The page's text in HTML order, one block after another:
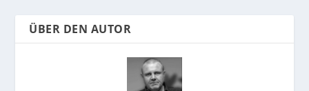
ÜBER DEN AUTOR